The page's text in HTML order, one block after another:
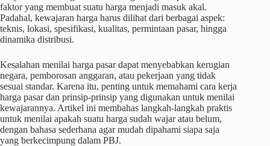
faktor yang membuat suatu harga menjadi masuk akal.
Padahal, kewajaran harga harus dilihat dari berbagai aspek:
teknis, lokasi, spesifikasi, kualitas, permintaan pasar, hingga
dinamika distribusi.
Kesalahan menilai harga pasar dapat menyebabkan kerugian
negara, pemborosan anggaran, atau pekerjaan yang tidak
sesuai standar. Karena itu, penting untuk memahami cara kerja
harga pasar dan prinsip-prinsip yang digunakan untuk menilai
kewajarannya. Artikel ini membahas langkah-langkah praktis
untuk menilai apakah suatu harga sudah wajar atau belum,
dengan bahasa sederhana agar mudah dipahami siapa saja
yang berkecimpung dalam PBJ.